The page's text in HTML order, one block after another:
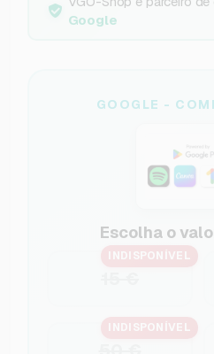
Google
GOOGLE -
Escolha o
INDISPONÍVEL
INDISPONÍVEL